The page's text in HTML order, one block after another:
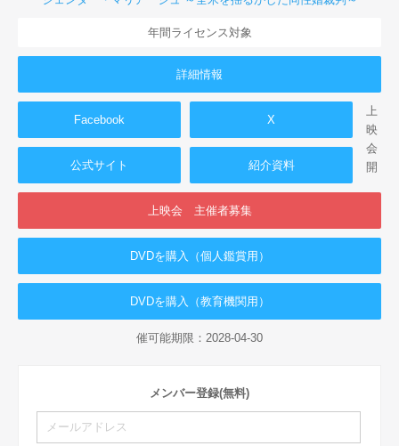
年間ライセンス対象
詳細情報
Facebook X
公式サイト 紹介資料
上映会 主催者募集
DVDを購入（個人鑑賞用）
DVDを購入（教育機関用）
上
映
会
開
催可能期限：2028-04-30
メンバー登録(無料)